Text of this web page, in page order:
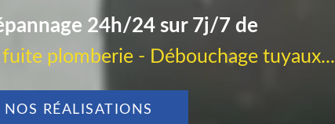
24h/24 sur 7j/7 de
plomberie - Débouchage tuyaux...
NOS RÉALISATIONS